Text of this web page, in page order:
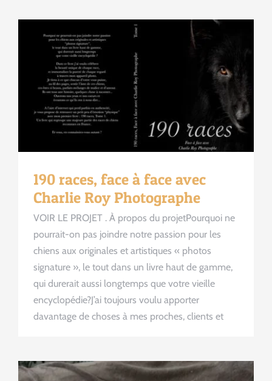
190 races, face à face avec
Charlie Roy Photographe
VOIR LE PROJET . À propos du projetPourquoi ne
pourrait-on pas joindre notre passion pour les
chiens aux originales et artistiques « photos
signature », le tout dans un livre haut de gamme,
qui durerait aussi longtemps que votre vieille
encyclopédie?J’ai toujours voulu apporter
davantage de choses à mes proches, clients et